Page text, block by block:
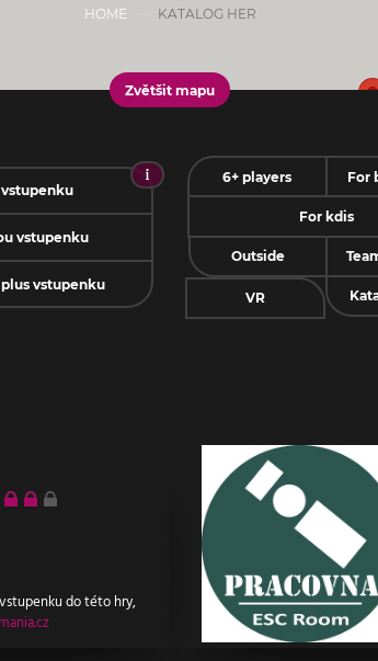
Zvětšit mapu
HOME KATALOG HER
vstupenku
vstupenku
6+ players For
For kdis
Outside
VR
do této hry,